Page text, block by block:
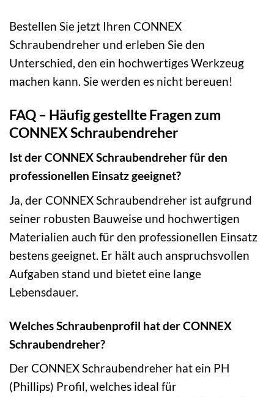
Bestellen Sie jetzt Ihren CONNEX
Schraubendreher und erleben Sie den
Unterschied, den ein hochwertiges Werkzeug
machen kann. Sie werden es nicht bereuen!
FAQ – Häufig gestellte Fragen zum
CONNEX Schraubendreher
Ist der CONNEX Schraubendreher für den
professionellen Einsatz geeignet?
Ja, der CONNEX Schraubendreher ist aufgrund
seiner robusten Bauweise und hochwertigen
Materialien auch für den professionellen Einsatz
bestens geeignet. Er hält auch anspruchsvollen
Aufgaben stand und bietet eine lange
Lebensdauer.
Welches Schraubenprofil hat der CONNEX
Schraubendreher?
Der CONNEX Schraubendreher hat ein PH
(Phillips) Profil, welches ideal für